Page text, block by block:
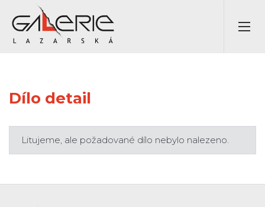
Dílo detail
Litujeme, ale požadované dílo nebylo nalezeno.